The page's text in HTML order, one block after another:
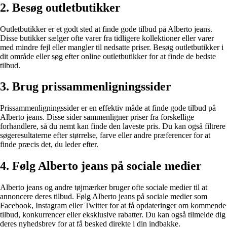
2. Besøg outletbutikker
Outletbutikker er et godt sted at finde gode tilbud på Alberto jeans.
Disse butikker sælger ofte varer fra tidligere kollektioner eller varer
med mindre fejl eller mangler til nedsatte priser. Besøg outletbutikker i
dit område eller søg efter online outletbutikker for at finde de bedste
tilbud.
3. Brug prissammenligningssider
Prissammenligningssider er en effektiv måde at finde gode tilbud på
Alberto jeans. Disse sider sammenligner priser fra forskellige
forhandlere, så du nemt kan finde den laveste pris. Du kan også filtrere
søgeresultaterne efter størrelse, farve eller andre præferencer for at
finde præcis det, du leder efter.
4. Følg Alberto jeans på sociale medier
Alberto jeans og andre tøjmærker bruger ofte sociale medier til at
annoncere deres tilbud. Følg Alberto jeans på sociale medier som
Facebook, Instagram eller Twitter for at få opdateringer om kommende
tilbud, konkurrencer eller eksklusive rabatter. Du kan også tilmelde dig
deres nyhedsbrev for at få besked direkte i din indbakke.